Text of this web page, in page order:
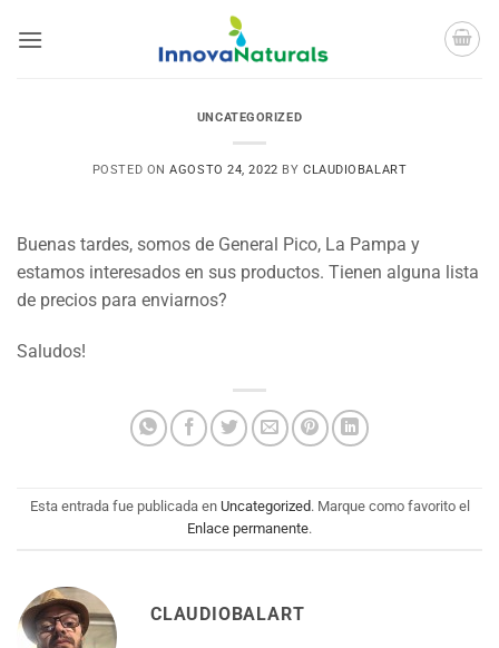
UNCATEGORIZED
POSTED ONAGOSTO 24, 2022 BY CLAUDIOBALART
Buenas tardes, somos de General Pico, La Pampa y
estamos interesados en sus productos. Tienen alguna lista
de precios para enviarnos?
Saludos!
Esta entrada fue publicada en Uncategorized. Marque como favorito el
Enlace permanente.
CLAUDIOBALART